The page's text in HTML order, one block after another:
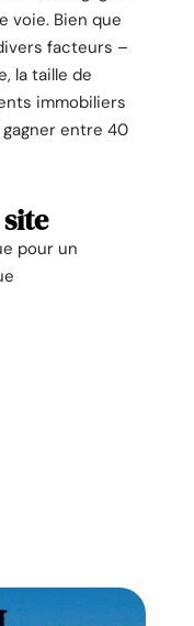
voie. Bien que
facteurs –
la taille de
immobiliers
entre 40